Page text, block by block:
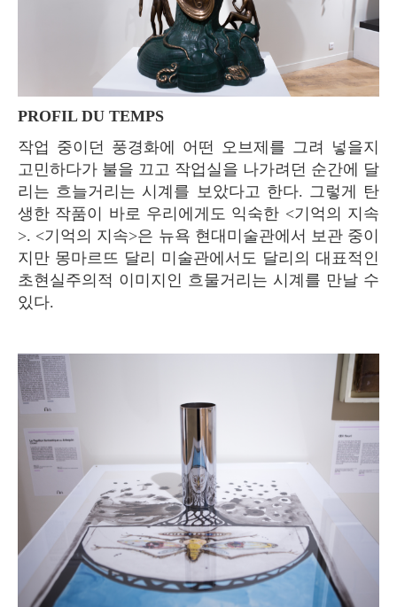
PROFIL DU TEMPS
작업 중이던 풍경화에 어떤 오브제를 그려 넣을지
고민하다가 불을 끄고 작업실을 나가려던 순간에 달
리는 흐늘거리는 시계를 보았다고 한다. 그렇게 탄
생한 작품이 바로 우리에게도 익숙한 <기억의 지속
>. <기억의 지속>은 뉴욕 현대미술관에서 보관 중이
지만 몽마르뜨 달리 미술관에서도 달리의 대표적인
초현실주의적 이미지인 흐물거리는 시계를 만날 수
있다.